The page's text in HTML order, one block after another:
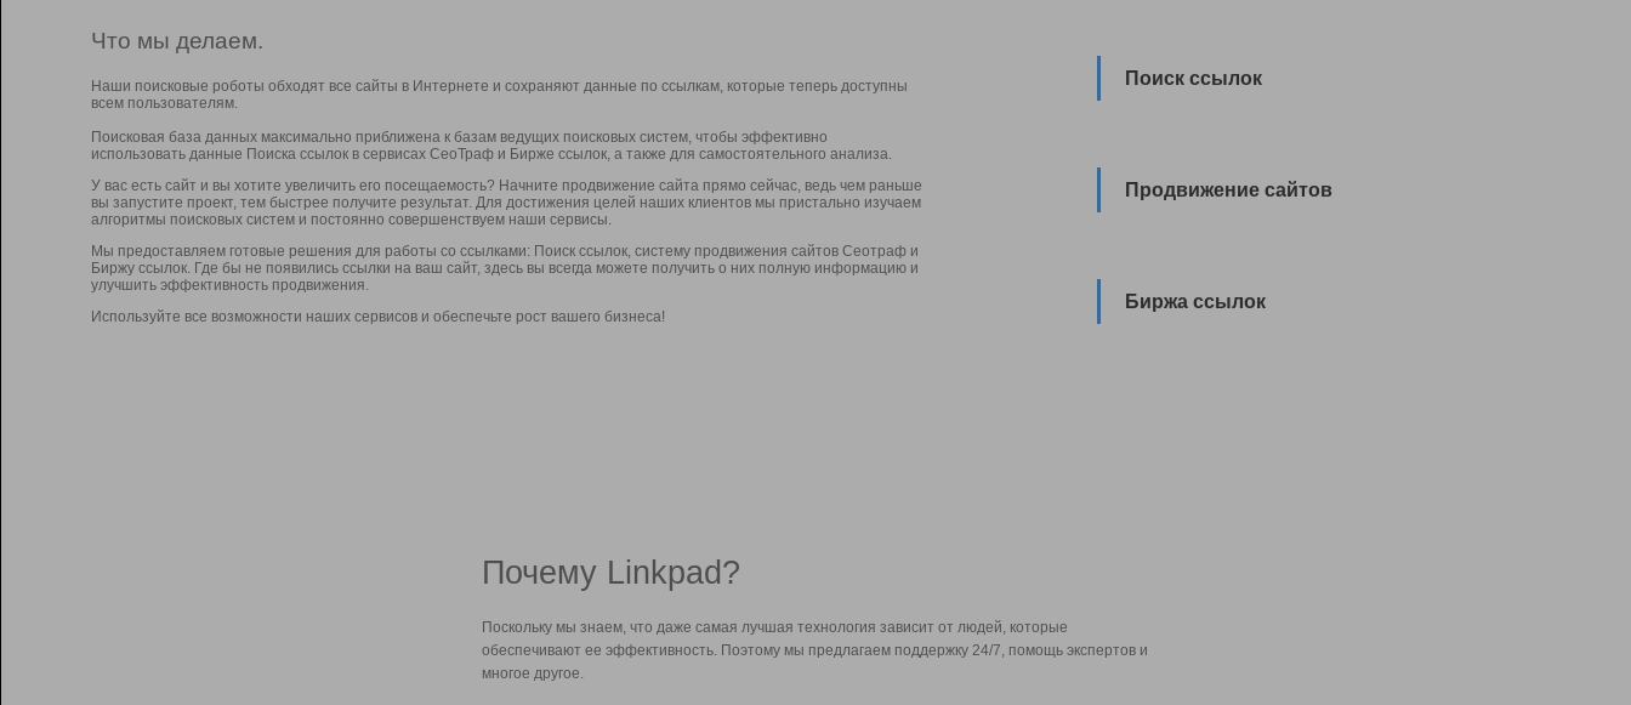
Что мы делаем.
Наши поисковые роботы обходят все сайты в Интернете и сохраняют данные по ссылкам, которые теперь доступны
всем пользователям.
Поисковая база данных максимально приближена к базам ведущих поисковых систем, чтобы эффективно
использовать данные Поиска ссылок в сервисах СеоТраф и Бирже ссылок, а также для самостоятельного анализа.
У вас есть сайт и вы хотите увеличить его посещаемость? Начните продвижение сайта прямо сейчас, ведь чем раньше
вы запустите проект, тем быстрее получите результат. Для достижения целей наших клиентов мы пристально изучаем
алгоритмы поисковых систем и постоянно совершенствуем наши сервисы.
Мы предоставляем готовые решения для работы со ссылками: Поиск ссылок, систему продвижения сайтов Сеотраф и
Биржу ссылок. Где бы не появились ссылки на ваш сайт, здесь вы всегда можете получить о них полную информацию и
улучшить эффективность продвижения.
Используйте все возможности наших сервисов и обеспечьте рост вашего бизнеса!
Поиск ссылок
Продвижение сайтов
Биржа ссылок
Почему Linkpad?
Поскольку мы знаем, что даже самая лучшая технология зависит от людей, которые
обеспечивают ее эффективность. Поэтому мы предлагаем поддержку 24/7, помощь экспертов и
многое другое.